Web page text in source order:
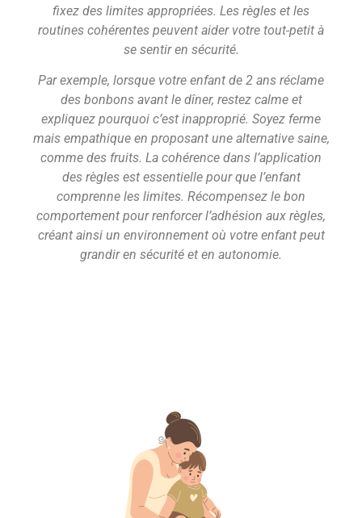
fixez des limites appropriées. Les règles et les
routines cohérentes peuvent aider votre tout-petit à
se sentir en sécurité.
Par exemple, lorsque votre enfant de 2 ans réclame
des bonbons avant le dîner, restez calme et
expliquez pourquoi c’est inapproprié. Soyez ferme
mais empathique en proposant une alternative saine,
comme des fruits. La cohérence dans l’application
des règles est essentielle pour que l’enfant
comprenne les limites. Récompensez le bon
comportement pour renforcer l’adhésion aux règles,
créant ainsi un environnement où votre enfant peut
grandir en sécurité et en autonomie.